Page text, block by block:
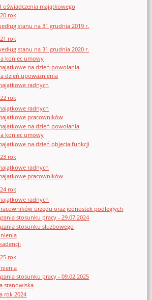
oświadczenia majątkowego
rok
stanu na 31 grudnia 2019 r.
rok
stanu na 31 grudnia 2020 r.
koniec umowy
na dzień powołania
dzień upoważnienia
radnych
rok
radnych
pracowników
na dzień powołania
koniec umowy
na dzień objęcia funkcji
rok
radnych
pracowników
rok
radnych
urzędu oraz jednostek podległych
stosunku pracy - 29.07.2024
stosunku służbowego
rok
stosunku pracy - 09.02.2025
stanowiska
rok 2024